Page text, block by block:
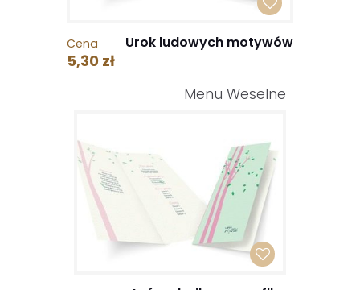
Cena
5,30 zł
Urok ludowych motywów
Menu Weselne